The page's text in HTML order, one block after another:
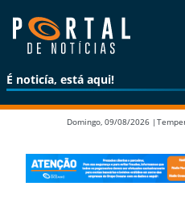
É noticía, está aqui!
Domingo, 09/08/2026 |